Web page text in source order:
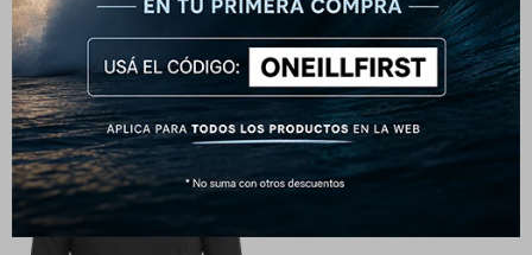
Lycra O'Neill Solaire - Negra
1.390
Lycra O'Neill Sunny - Azul
$1.590